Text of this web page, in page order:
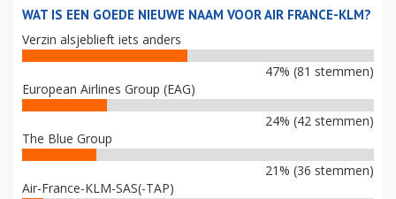
WAT IS EEN GOEDE NIEUWE NAAM VOOR AIR FRANCE-KLM?
Verzin alsjeblieft iets anders
47% (81 stemmen)
European Airlines Group (EAG)
24% (42 stemmen)
The Blue Group
21% (36 stemmen)
Air-France-KLM-SAS(-TAP)